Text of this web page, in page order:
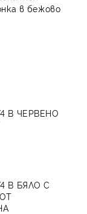
в бежово
В ЧЕРВЕНО
В БЯЛО С